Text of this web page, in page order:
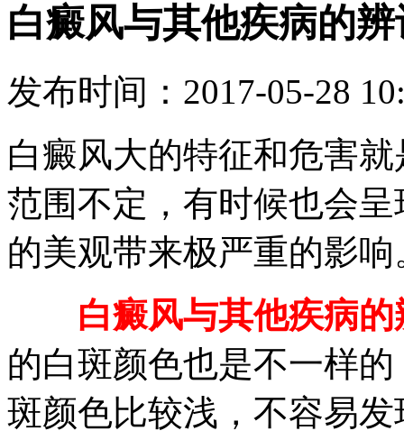
白癜风与其他疾病的
发布时间：2017-05-28
白癜风大的特征和危害
范围不定，有时候也会
的美观带来极严重的影响
白癜风与其他疾病
的白斑颜色也是不一样
斑颜色比较浅，不容易